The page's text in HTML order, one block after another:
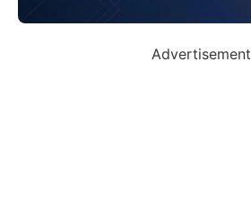
Advertisement